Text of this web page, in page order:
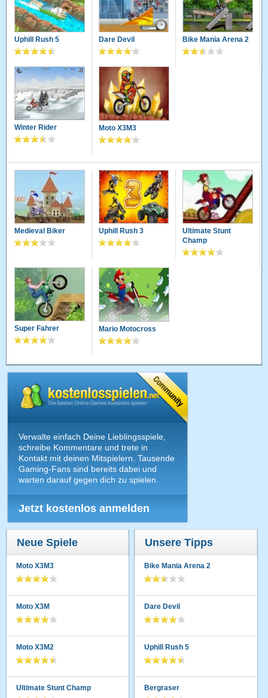
Uphill Rush 5 Dare Devil Bike Mania Arena 2
Winter Rider Moto X3M3
Medieval Biker Uphill Rush 3
Ultimate Stunt
Champ
Super Fahrer Mario Motocross
Verwalte einfach Deine Lieblingsspiele,
schreibe Kommentare und trete in
Kontakt mit deinen Mitspielern. Tausende
Gaming-Fans sind bereits dabei und
warten darauf gegen dich zu spielen.
Jetzt kostenlos anmelden
Neue Spiele
Moto X3M3
Moto X3M
Moto X3M2
Ultimate Stunt Champ
Unsere Tipps
Bike Mania Arena 2
Dare Devil
Uphill Rush 5
Bergraser